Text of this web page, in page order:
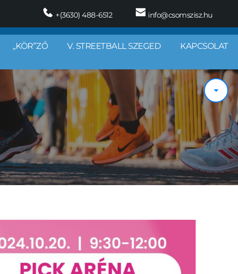
+(3630) 488-6512 info@csomszisz.hu
„KÖR”ZŐ V. STREETBALL SZEGED KAPCSOLAT